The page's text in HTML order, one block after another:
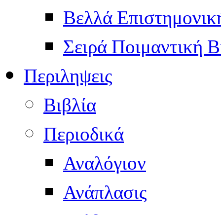
Βελλά
Σειρά Ποιμαντική
Περιληψεις
Βιβλία
Περιοδικά
Αναλόγιον
Ανάπλασις